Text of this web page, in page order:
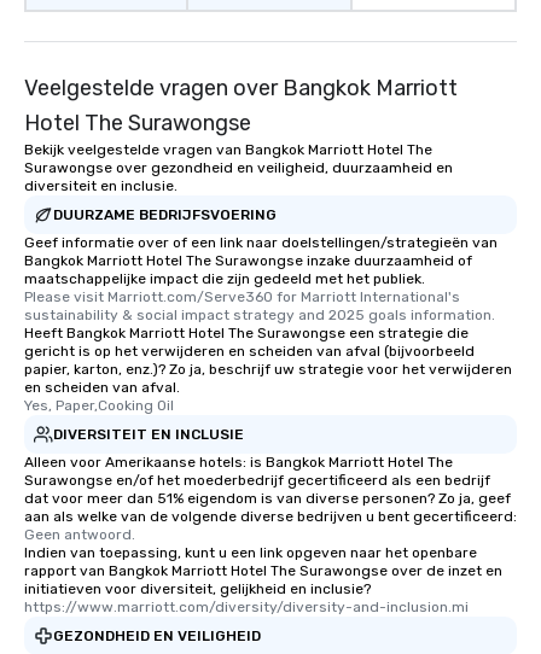
Veelgestelde vragen over Bangkok Marriott
Hotel The Surawongse
Bekijk veelgestelde vragen van Bangkok Marriott Hotel The
Surawongse over gezondheid en veiligheid, duurzaamheid en
diversiteit en inclusie.
DUURZAME BEDRIJFSVOERING
Geef informatie over of een link naar doelstellingen/strategieën van
Bangkok Marriott Hotel The Surawongse inzake duurzaamheid of
maatschappelijke impact die zijn gedeeld met het publiek.
Please visit Marriott.com/Serve360 for Marriott International's
sustainability & social impact strategy and 2025 goals information.
Heeft Bangkok Marriott Hotel The Surawongse een strategie die
gericht is op het verwijderen en scheiden van afval (bijvoorbeeld
papier, karton, enz.)? Zo ja, beschrijf uw strategie voor het verwijderen
en scheiden van afval.
Yes, Paper,Cooking Oil
DIVERSITEIT EN INCLUSIE
Alleen voor Amerikaanse hotels: is Bangkok Marriott Hotel The
Surawongse en/of het moederbedrijf gecertificeerd als een bedrijf
dat voor meer dan 51% eigendom is van diverse personen? Zo ja, geef
aan als welke van de volgende diverse bedrijven u bent gecertificeerd:
Geen antwoord.
Indien van toepassing, kunt u een link opgeven naar het openbare
rapport van Bangkok Marriott Hotel The Surawongse over de inzet en
initiatieven voor diversiteit, gelijkheid en inclusie?
https://www.marriott.com/diversity/diversity-and-inclusion.mi
GEZONDHEID EN VEILIGHEID